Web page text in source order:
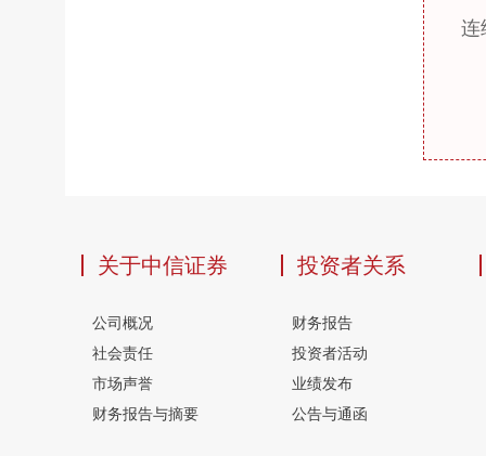
连
关于中信证券
公司概况
社会责任
市场声誉
财务报告与摘要
投资者关系
财务报告
投资者活动
业绩发布
公告与通函